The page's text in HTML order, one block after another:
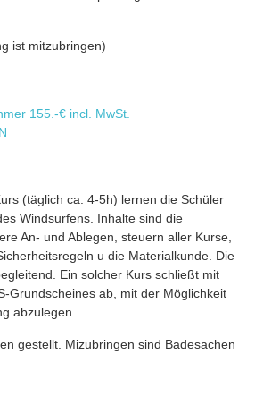
ist mitzubringen)
155.-€ incl. MwSt.
(täglich ca. 4-5h) lernen die Schüler
Windsurfens. Inhalte sind die
An- und Ablegen, steuern aller Kurse,
u die Materialkunde. Die
Ein solcher Kurs schließt mit
Grundscheines ab, mit der Möglichkeit
abzulegen.
gestellt. Mizubringen sind Badesachen